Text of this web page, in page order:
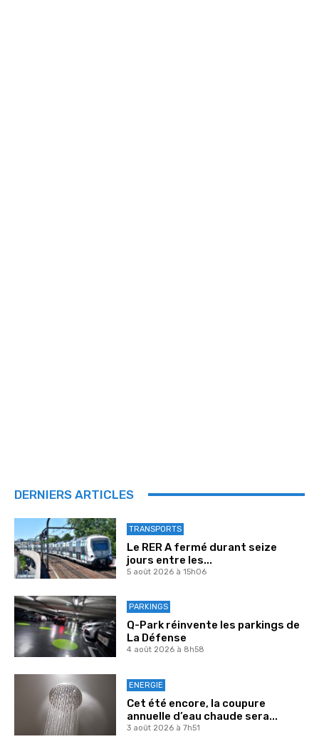
DERNIERS ARTICLES
TRANSPORTS
Le RER A fermé durant seize
jours entre les...
5 août 2026 à 15h06
PARKINGS
Q-Park réinvente les parkings de
La Défense
4 août 2026 à 8h58
ENERGIE
Cet été encore, la coupure
annuelle d’eau chaude sera...
3 août 2026 à 7h51